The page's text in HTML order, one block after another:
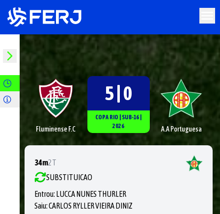
Fluminense F.C
5 | 0
COPA RIO SUB-16
2026
A.A Portuguesa
34m2T
SUBSTITUICAO
Entrou: LUCCA NUNES THURLER
Saiu:CARLOS RYLLER VIEIRA DINIZ